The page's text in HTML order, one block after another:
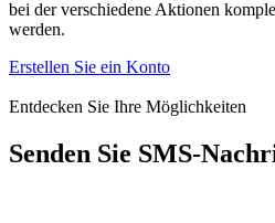
bei der verschiedene Aktionen
werden.
Erstellen Sie ein Konto
Entdecken Sie Ihre Möglichkeiten
Senden Sie SMS-